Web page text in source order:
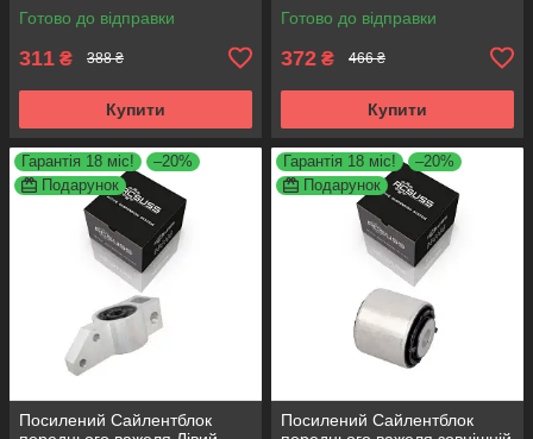
Готово до відправки
311 ₴ 388 ₴
Купити
Готово до відправки
372 ₴ 466 ₴
Купити
Гарантія 18 міс!
–20%
Подарунок
Посилений Сайлентблок
Гарантія 18 міс!
–20%
Подарунок
Посилений Сайлентблок